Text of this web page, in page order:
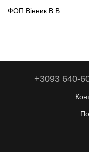
ФОП Вінник В.В.
+3093 640-